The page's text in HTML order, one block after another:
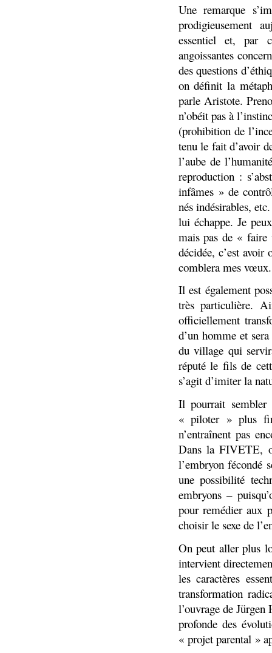
Une remarque
prodigieusement
essentiel et, par
angoissantes
des questions
on définit la
parle Aristote.
n’obéit pas à
(prohibition de
tenu le fait d’avoir
l’aube de
reproduction :
infâmes » de
nés indésirables,
lui échappe. Je
mais pas de « faire
décidée, c’est avoir
comblera mes vœux.
Il est également
très particulière.
officiellement
d’un homme et
du village qui
réputé le fils de
s’agit d’imiter la
Il pourrait sembler
« piloter » plus
n’entraînent pas
Dans la FIVETE,
l’embryon fécondé
une possibilité
embryons –
pour remédier aux
choisir le sexe de
On peut aller plus
intervient
les caractères
transformation
l’ouvrage de
profonde des
« projet parental »